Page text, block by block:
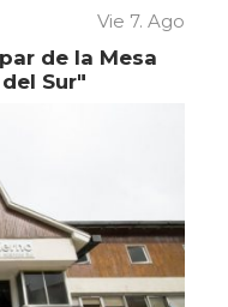
Vie 7. Ago
de la Mesa
Sur"